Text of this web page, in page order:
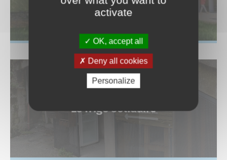
Le frigo solidaire
activate
OK, accept all
Deny all cookies
Personalize